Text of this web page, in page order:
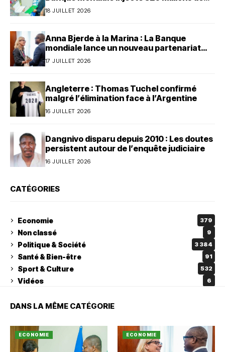
dollars au Bénin
18 JUILLET 2026
Anna Bjerde à la Marina : La Banque
mondiale lance un nouveau partenariat
avec le Bénin
17 JUILLET 2026
Angleterre : Thomas Tuchel confirmé
malgré l’élimination face à l’Argentine
16 JUILLET 2026
Dangnivo disparu depuis 2010 : Les doutes
persistent autour de l’enquête judiciaire
16 JUILLET 2026
CATÉGORIES
Economie 379
Non classé 9
Politique & Société 3 384
Santé & Bien-être 91
Sport & Culture 532
Vidéos 6
DANS LA MÊME CATÉGORIE
ECONOMIE ECONOMIE